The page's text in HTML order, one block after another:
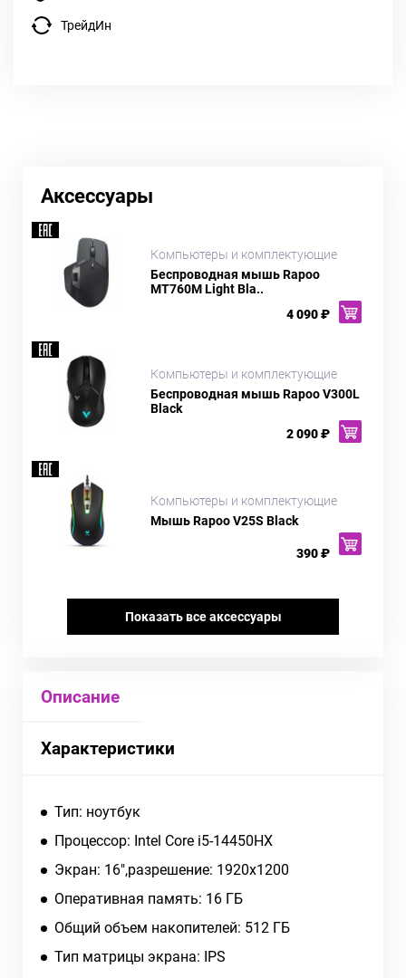
ТрейдИн
Аксессуары
Компьютеры и комплектующие
Беспроводная мышь Rapoo
MT760M Light Bla..
4 090 ₽
Компьютеры и комплектующие
Беспроводная мышь Rapoo V300L
Black
2 090 ₽
Компьютеры и комплектующие
Мышь Rapoo V25S Black
390 ₽
Показать все аксессуары
Описание
Характеристики
Тип: ноутбук
Процессор: Intel Core i5-14450HX
Экран: 16",разрешение: 1920x1200
Оперативная память: 16 ГБ
Общий объем накопителей: 512 ГБ
Тип матрицы экрана: IPS